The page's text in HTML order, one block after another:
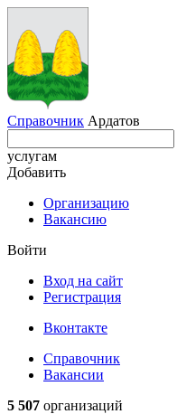
Справочник Ардатов
услугам
Добавить
Организацию
Вакансию
Войти
Вход на сайт
Регистрация
Вконтакте
Справочник
Вакансии
5 507 организаций